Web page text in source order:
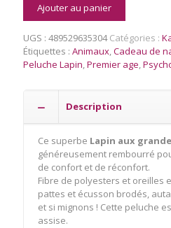
Sable
-
Large
Kaloo
Ajouter au panier
UGS : 489529635304 Catégories :
Étiquettes : Animaux,Cadeau de
Peluche Lapin,Premier age,
Description
Ce superbe Lapin aux
généreusement rembourré
de confort et de réconfort.
Fibre de polyesters et oreilles
pattes et écusson brodés,
et si mignons ! Cette peluche
assise.